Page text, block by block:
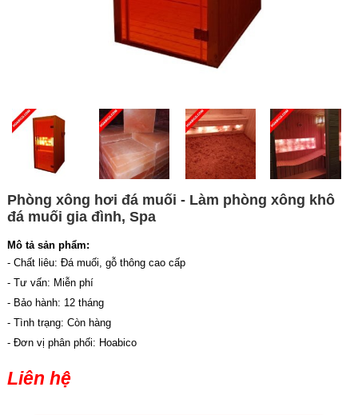
Phòng xông hơi đá muối - Làm phòng xông khô
đá muối gia đình, Spa
Mô tả sản phẩm:
- Chất liêu: Đá muối, gỗ thông cao cấp
- Tư vấn: Miễn phí
- Bảo hành: 12 tháng
- Tình trạng: Còn hàng
- Đơn vị phân phối: Hoabico
Liên hệ